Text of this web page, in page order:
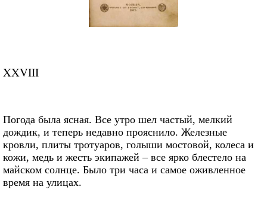
XXVIII
Погода была ясная. Все утро шел частый, мелкий
дождик, и теперь недавно прояснило. Железные
кровли, плиты тротуаров, голыши мостовой, колеса и
кожи, медь и жесть экипажей – все ярко блестело на
майском солнце. Было три часа и самое оживленное
время на улицах.